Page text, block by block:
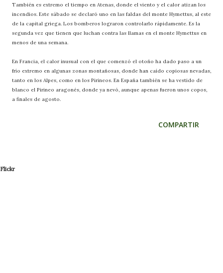
También es extremo el tiempo en Atenas, donde el viento y el calor atizan los
incendios. Este sábado se declaró uno en las faldas del monte Hymettus, al este
de la capital griega. Los bomberos lograron controlarlo rápidamente. Es la
segunda vez que tienen que luchan contra las llamas en el monte Hymettus en
menos de una semana.
En Francia, el calor inusual con el que comenzó el otoño ha dado paso a un
frío extremo en algunas zonas montañosas, donde han caído copiosas nevadas,
tanto en los Alpes, como en los Pirineos. En España también se ha vestido de
blanco el Pirineo aragonés, donde ya nevó, aunque apenas fueron unos copos,
a finales de agosto.
COMPARTIR
Flickr